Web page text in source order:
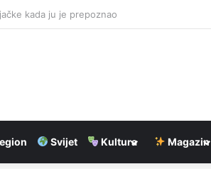
ljetu
Svijet Kultura Magazin